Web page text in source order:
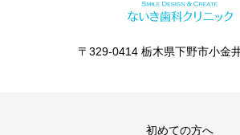
〒329-0414 栃木県下野市小金
初めての方へ